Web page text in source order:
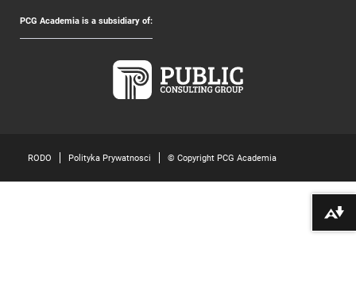
PCG Academia is a subsidiary of:
RODO Polityka Prywatnosci © Copyright PCG Academia
Pobierz